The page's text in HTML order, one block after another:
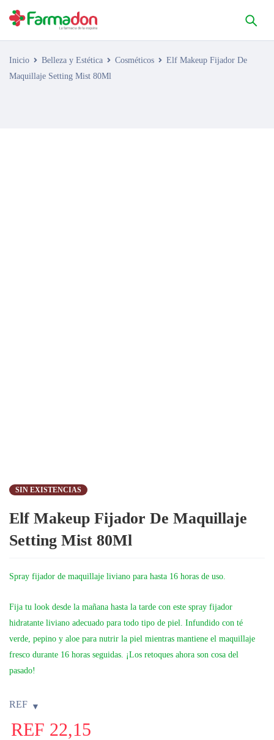
Inicio Belleza y Estética Cosméticos
Elf Makeup Fijador De
Maquillaje Setting Mist 80Ml
SIN EXISTENCIAS
Elf Makeup Fijador De Maquillaje
Setting Mist 80Ml
Spray fijador de maquillaje liviano para hasta 16 horas de uso.
Fija tu look desde la mañana hasta la tarde con este spray fijador
hidratante liviano adecuado para todo tipo de piel. Infundido con té
verde, pepino y aloe para nutrir la piel mientras mantiene el maquillaje
fresco durante 16 horas seguidas. ¡Los retoques ahora son cosa del
pasado!
REF
REF 22,15